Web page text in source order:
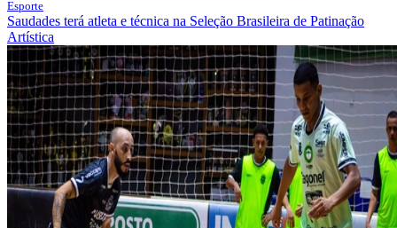
Esporte
Saudades terá atleta e técnica na Seleção Brasileira de Patinação
Artística